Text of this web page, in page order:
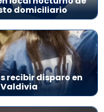
domiciliario
recibir disparo en